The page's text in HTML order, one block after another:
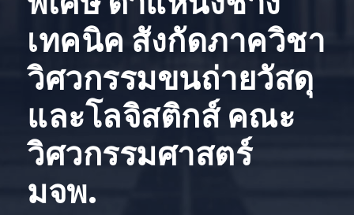
เทคนิค สังกัดภาควิชา
วิศวกรรมขนถ่ายวัสดุ
และโลจิสติกส์ คณะ
วิศวกรรมศาสตร์
มจพ.